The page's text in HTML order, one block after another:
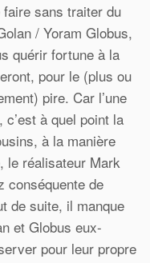
sans traiter du
/ Yoram Globus,
quérir fortune à la
pour le (plus ou
pire. Car l’une
à quel point la
à la manière
le réalisateur Mark
conséquente de
de suite, il manque
et Globus eux-
pour leur propre